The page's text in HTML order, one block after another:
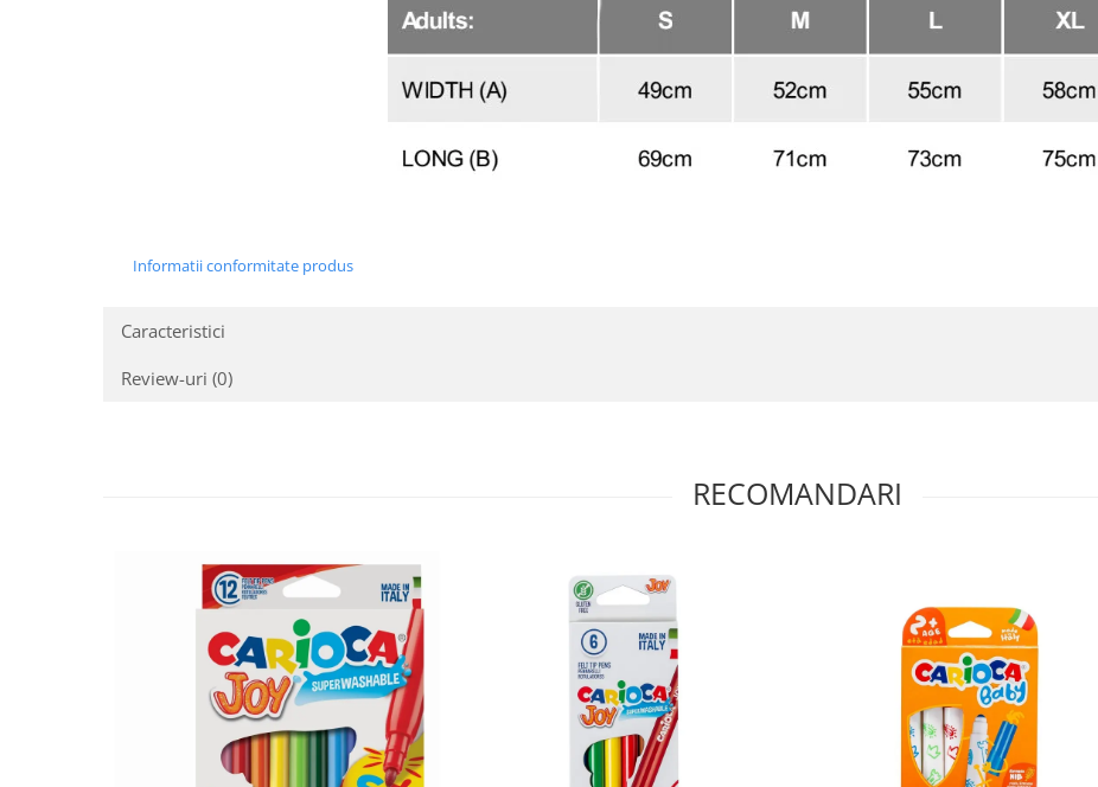
Informatii conformitate produs
Caracteristici
Review-uri (0)
RECOMANDARI